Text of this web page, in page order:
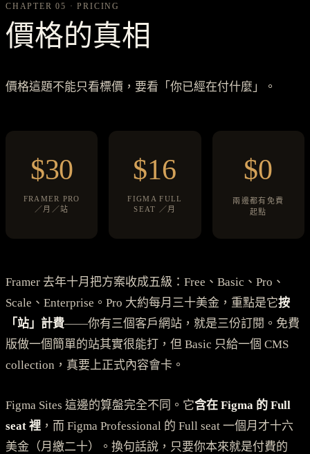
CHAPTER 05 · PRICING
價格的真相
價格這題不能只看標價，要看「你已經在付什麼」。
$30
FRAMER PRO
／月／站
$16
FIGMA FULL
SEAT ／月
$0
兩邊都有免費
起點
Framer 去年十月把方案收成五級：Free、Basic、Pro、
Scale、Enterprise。Pro 大約每月三十美金，重點是它按
「站」計費——你有三個客戶網站，就是三份訂閱。免費
版做一個簡單的站其實很能打，但 Basic 只給一個 CMS
collection，真要上正式內容會卡。
Figma Sites 這邊的算盤完全不同。它含在 Figma 的 Full
seat 裡 ，而 Figma Professional 的 Full seat 一個月才十六
美金（月繳二十）。換句話說，只要你本來就是付費的